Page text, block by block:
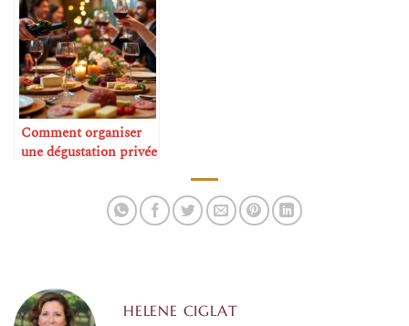
Comment organiser
une dégustation privée
HELENE CIGLAT